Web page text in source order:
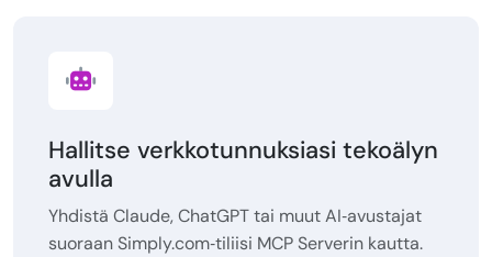
Hallitse verkkotunnuksiasi tekoälyn
avulla
Yhdistä Claude, ChatGPT tai muut AI‑avustajat
suoraan Simply.com‑tiliisi MCP Serverin kautta.